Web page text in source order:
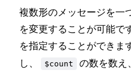
複数形のメッセージを一
を変更することが可能で
を指定することができま
し、
$count の数を数え